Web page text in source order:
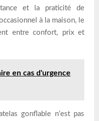
et la praticité de
à la maison, le
entre confort, prix et
en cas d'urgence
gonflable n’est pas